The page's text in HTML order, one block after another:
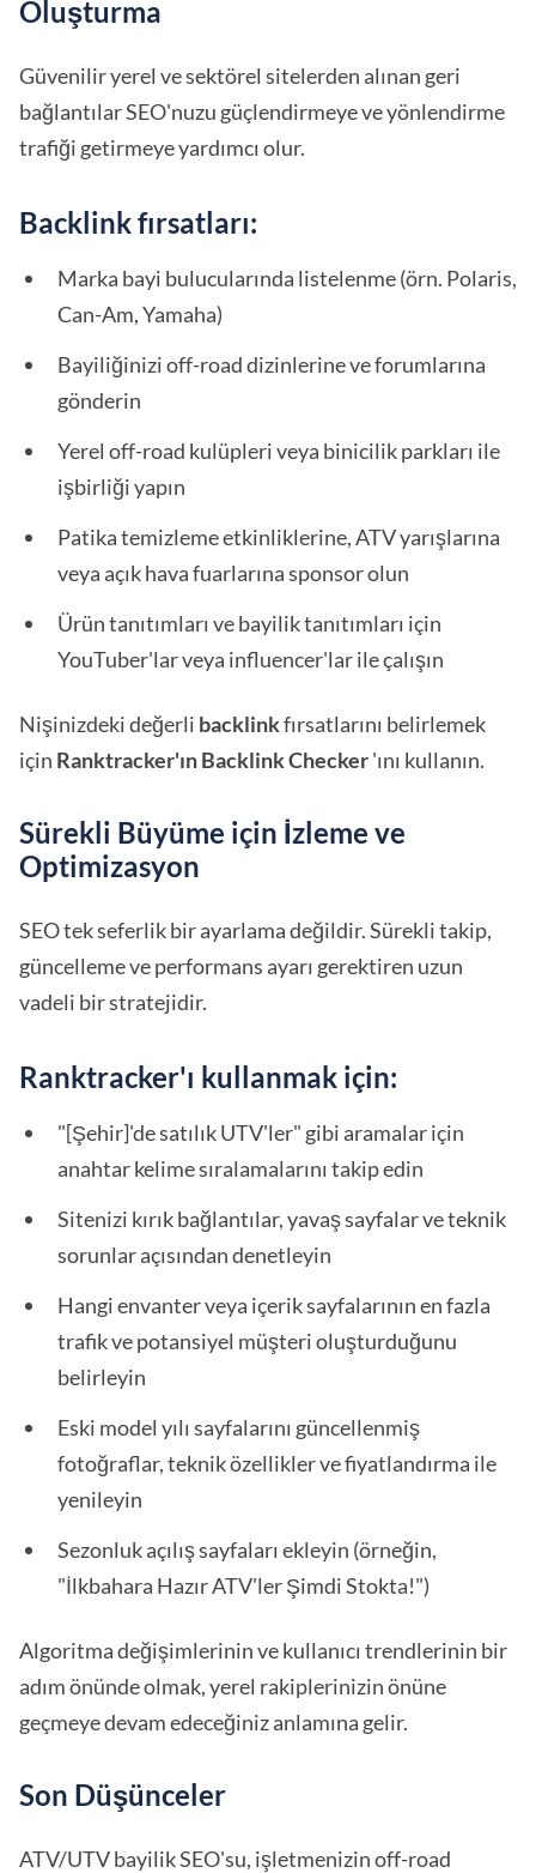
Oluşturma
Güvenilir yerel ve sektörel sitelerden alınan geri
bağlantılar SEO'nuzu güçlendirmeye ve yönlendirme
trafiği getirmeye yardımcı olur.
Backlink fırsatları:
Marka bayi bulucularında listelenme (örn. Polaris,
Can-Am, Yamaha)
Bayiliğinizi off-road dizinlerine ve forumlarına
gönderin
Yerel off-road kulüpleri veya binicilik parkları ile
işbirliği yapın
Patika temizleme etkinliklerine, ATV yarışlarına
veya açık hava fuarlarına sponsor olun
Ürün tanıtımları ve bayilik tanıtımları için
YouTuber'lar veya influencer'lar ile çalışın
Nişinizdeki değerli backlinkfırsatlarını belirlemek
için Ranktracker'ın Backlink Checker'ını kullanın.
Sürekli Büyüme için İzleme ve
Optimizasyon
SEO tek seferlik bir ayarlama değildir. Sürekli takip,
güncelleme ve performans ayarı gerektiren uzun
vadeli bir stratejidir.
Ranktracker'ı kullanmak için:
"[Şehir]'de satılık UTV'ler" gibi aramalar için
anahtar kelime sıralamalarını takip edin
Sitenizi kırık bağlantılar, yavaş sayfalar ve teknik
sorunlar açısından denetleyin
Hangi envanter veya içerik sayfalarının en fazla
trafik ve potansiyel müşteri oluşturduğunu
belirleyin
Eski model yılı sayfalarını güncellenmiş
fotoğraflar, teknik özellikler ve fiyatlandırma ile
yenileyin
Sezonluk açılış sayfaları ekleyin (örneğin,
"İlkbahara Hazır ATV'ler Şimdi Stokta!")
Algoritma değişimlerinin ve kullanıcı trendlerinin bir
adım önünde olmak, yerel rakiplerinizin önüne
geçmeye devam edeceğiniz anlamına gelir.
Son Düşünceler
ATV/UTV bayilik SEO'su, işletmenizin off-road